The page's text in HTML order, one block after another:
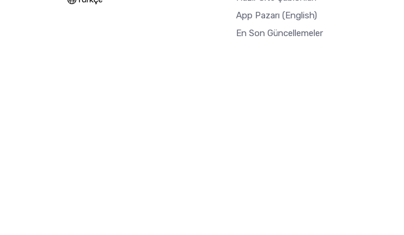
App Pazarı (English)
En Son Güncellemeler